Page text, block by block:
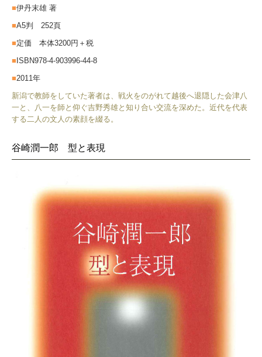
■伊丹末雄 著
■A5判 252頁
■定価 本体3200円＋税
■ ISBN978-4-903996-44-8
■2011年
新潟で教師をしていた著者は、戦火をのがれて越後へ退隠した会津八
一と、八一を師と仰ぐ吉野秀雄と知り合い交流を深めた。近代を代表
する二人の文人の素顔を綴る。
谷崎潤一郎 型と表現